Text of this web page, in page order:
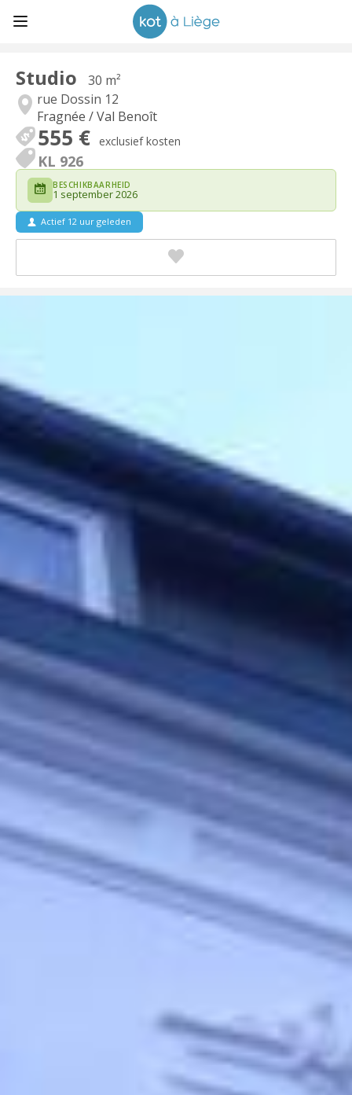
Studio
30 m²
rue Dossin 12
Fragnée / Val Benoît
555 € exclusief kosten
KL 926
BESCHIKBAARHEID
1 september 2026
Actief 12 uur geleden